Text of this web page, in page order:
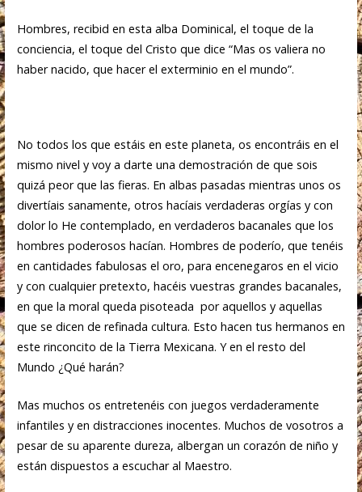
Hombres, recibid en esta alba Dominical, el toque de la
conciencia, el toque del Cristo que dice “Mas os valiera no
haber nacido, que hacer el exterminio en el mundo”.
No todos los que estáis en este planeta, os encontráis en el
mismo nivel y voy a darte una demostración de que sois
quizá peor que las fieras. En albas pasadas mientras unos os
divertíais sanamente, otros hacíais verdaderas orgías y con
dolor lo He contemplado, en verdaderos bacanales que los
hombres poderosos hacían. Hombres de poderío, que tenéis
en cantidades fabulosas el oro, para encenegaros en el vicio
y con cualquier pretexto, hacéis vuestras grandes bacanales,
en que la moral queda pisoteada por aquellos y aquellas
que se dicen de refinada cultura. Esto hacen tus hermanos en
este rinconcito de la Tierra Mexicana. Y en el resto del
Mundo ¿Qué harán?
Mas muchos os entretenéis con juegos verdaderamente
infantiles y en distracciones inocentes. Muchos de vosotros a
pesar de su aparente dureza, albergan un corazón de niño y
están dispuestos a escuchar al Maestro.